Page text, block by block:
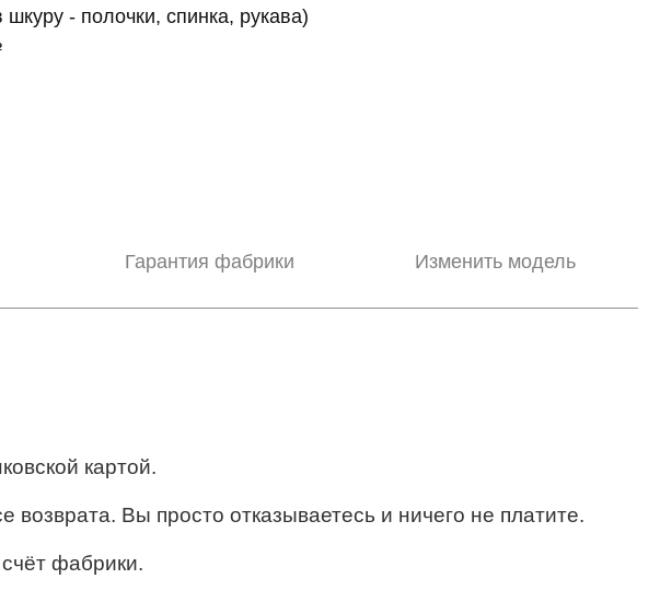
шкуру - полочки, спинка, рукава)
Гарантия фабрики Изменить модель
картой.
возврата. Вы просто отказываетесь и ничего не платите.
фабрики.